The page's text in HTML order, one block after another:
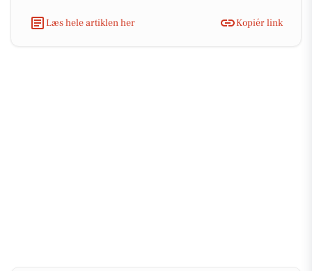
Læs hele artiklen her Kopiér link